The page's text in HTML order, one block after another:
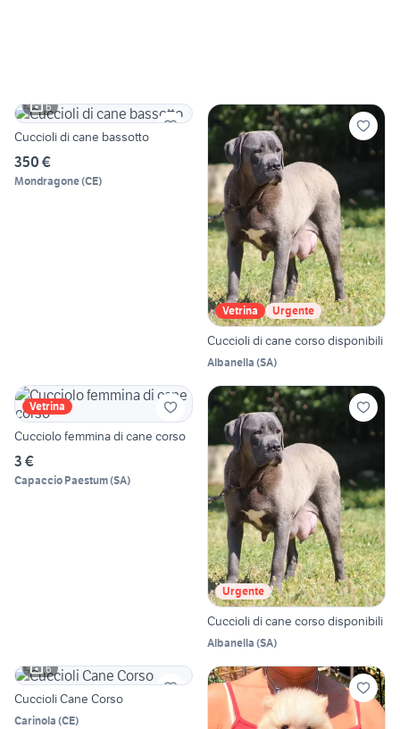
6
Cuccioli di cane bassotto
350 €
Mondragone(CE)
Vetrina Urgente
Cuccioli di cane corso disponibili
Albanella (SA)
Vetrina
Cucciolo femmina di cane corso
3 €
Capaccio Paestum(SA)
Urgente
Cuccioli di cane corso disponibili
Albanella (SA)
6
Cuccioli Cane Corso
Carinola (CE)